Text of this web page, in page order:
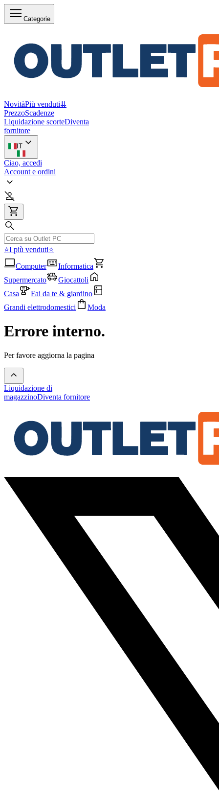
Categorie
NovitàPiù venduti⇊
PrezzoScadenze
Liquidazione scorteDiventa
fornitore
IT
Ciao, accedi
Account e ordini
⭐I più venduti⭐
Computer
Informatica
Supermercato
Giocattoli
Casa
Fai da te & giardino
Grandi elettrodomestici
Moda
Errore interno.
Per favore aggiorna la pagina
Liquidazione di
magazzinoDiventa fornitore